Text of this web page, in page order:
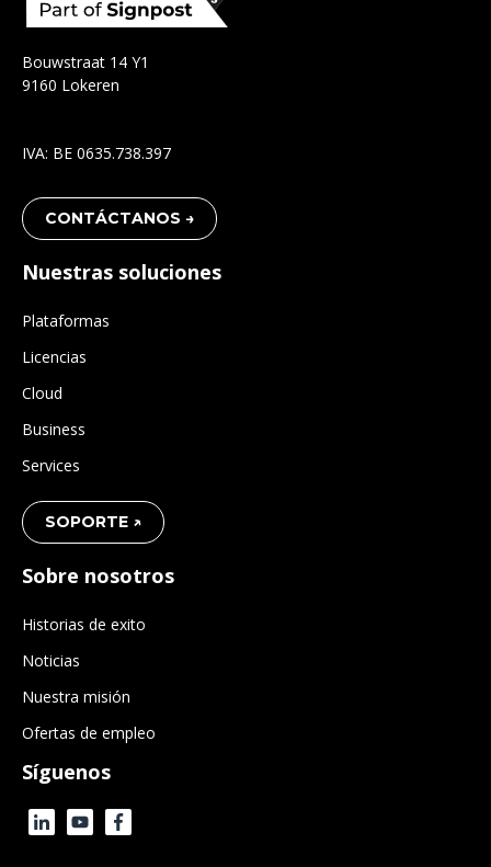
Bouwstraat 14 Y1
9160 Lokeren
IVA: BE 0635.738.397
CONTÁCTANOS →
Nuestras soluciones
Plataformas
Licencias
Cloud
Business
Services
SOPORTE ↗
Sobre nosotros
Historias de exito
Noticias
Nuestra misión
Ofertas de empleo
Síguenos